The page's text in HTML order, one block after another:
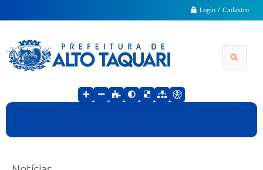
Login / Cadastro